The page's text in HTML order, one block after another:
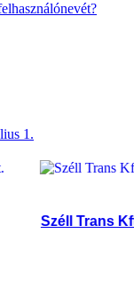
Széll Trans Kft.